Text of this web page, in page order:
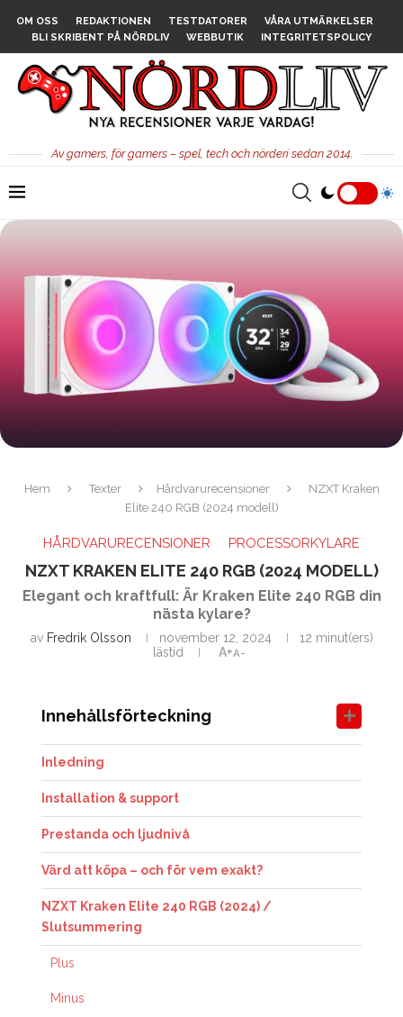
OM OSS REDAKTIONEN TESTDATORER
VÅRA UTMÄRKELSER
BLI SKRIBENT PÅ NÖRDLIV
WEBBUTIK INTEGRITETSPOLICY
Av gamers, för gamers – spel, tech och nörderi sedan 2014.
Hem Texter Hårdvarurecensioner
NZXT Kraken
Elite 240 RGB (2024 modell)
HÅRDVARURECENSIONER PROCESSORKYLARE
NZXT KRAKEN ELITE 240 RGB (2024 MODELL)
Elegant och kraftfull: Är Kraken Elite 240 RGB din
nästa kylare?
av Fredrik Olsson november 12, 2024
12 minut(ers)
lästid
A+A-
Innehållsförteckning
Inledning
Installation & support
Prestanda och ljudnivå
Värd att köpa – och för vem exakt?
NZXT Kraken Elite 240 RGB (2024) /
Slutsummering
Plus
Minus